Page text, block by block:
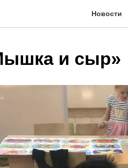
Новости
и сыр»